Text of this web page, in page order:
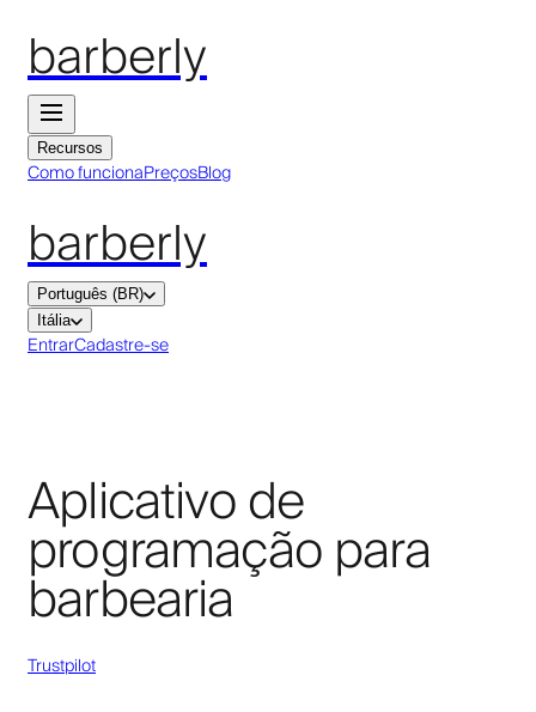
barberly
Recursos
Como funcionaPreçosBlog
barberly
Português (BR)
Itália
EntrarCadastre-se
Aplicativo de
programação para
barbearia
Trustpilot